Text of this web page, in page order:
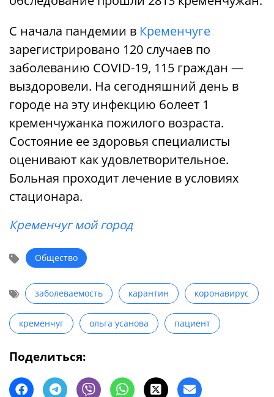
С начала пандемии в Кременчуге
зарегистрировано 120 случаев по
заболеванию COVID-19, 115 граждан —
выздоровели. На сегодняшний день в
городе на эту инфекцию болеет 1
кременчужанка пожилого возраста.
Состояние ее здоровья специалисты
оценивают как удовлетворительное.
Больная проходит лечение в условиях
стационара.
Кременчуг мой город
Общество
заболеваемость карантин коронавирус
кременчуг ольга усанова пациент
Поделиться: